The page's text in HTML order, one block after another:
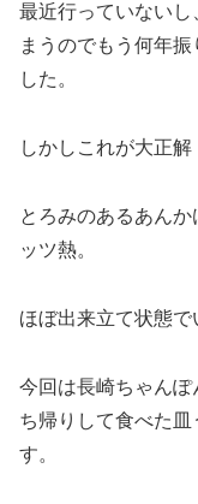
最近行っていない
まうのでもう何年
した。
しかしこれが大正解
とろみのあるあん
ッツ熱。
ほぼ出来立て状態で
今回は長崎ちゃん
ち帰りして食べた
す。